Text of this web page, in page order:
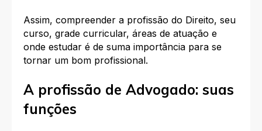
Assim, compreender a profissão do Direito, seu
curso, grade curricular, áreas de atuação e
onde estudar é de suma importância para se
tornar um bom profissional.
A profissão de Advogado: suas
funções